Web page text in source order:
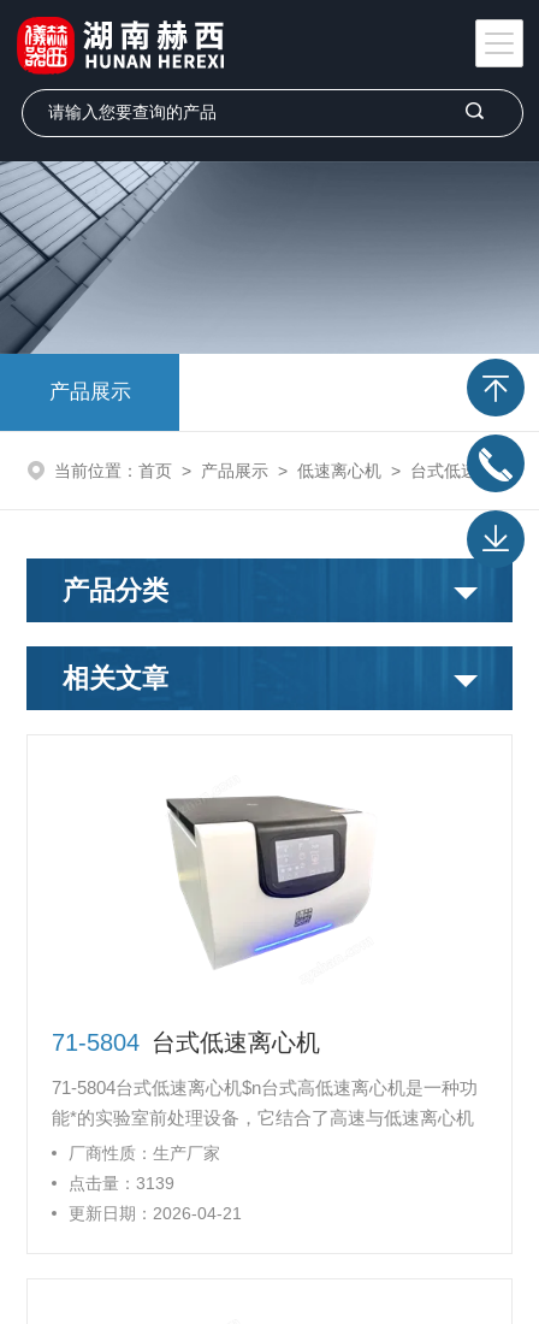
产品展示
当前位置： 首页 > 产品展示 > 低速离心机 > 台式低速离心机
产品分类
相关文章
71-5804 台式低速离心机
71-5804台式低速离心机$n台式高低速离心机是一种功
能*的实验室前处理设备，它结合了高速与低速离心机
的特点，能够满足多种实验需求。低速离心机部分通常
转速在500-5000r/min之间，适用于分离大颗粒或密度
相差不大的物质，如细胞、病毒、蛋白质等，广泛应用
厂商性质：生产厂家
点击量：3139
更新日期：2026-04-21